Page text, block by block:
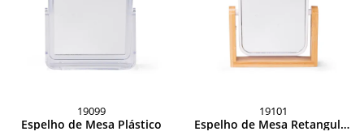
19099
Espelho de Mesa Plástico
19101
Espelho de Mesa Retangular